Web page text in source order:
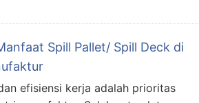
Spill Pallet/ Spill Deck di
efisiensi kerja adalah prioritas